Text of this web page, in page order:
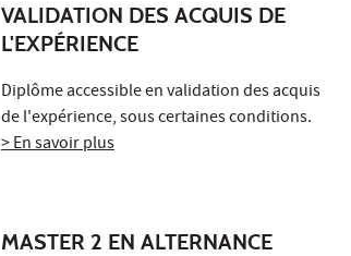
VALIDATION DES ACQUIS DE
L'EXPÉRIENCE
Diplôme accessible en validation des acquis
de l'expérience, sous certaines conditions.
> En savoir plus
MASTER 2 EN ALTERNANCE